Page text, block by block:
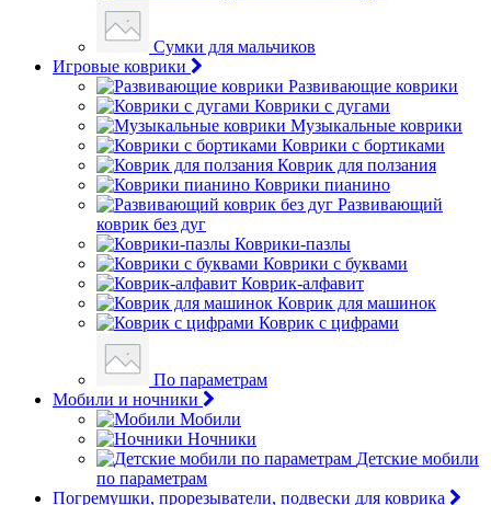
Сумки для мальчиков
Игровые коврики
Развивающие коврики
Коврики с дугами
Музыкальные коврики
Коврики с бортиками
Коврик для ползания
Коврики пианино
Развивающий
коврик без дуг
Коврики-пазлы
Коврики с буквами
Коврик-алфавит
Коврик для машинок
Коврик с цифрами
По параметрам
Мобили и ночники
Мобили
Ночники
Детские мобили
по параметрам
Погремушки, прорезыватели, подвески для коврика